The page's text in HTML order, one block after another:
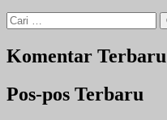
Cari
untuk:
Komentar Terbaru
Pos-pos Terbaru